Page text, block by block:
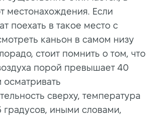
местонахождения. Если
поехать в такое место с
каньон в самом низу
стоит помнить о том, что
порой превышает 40
осматривать
сверху, температура
градусов, иными словами,